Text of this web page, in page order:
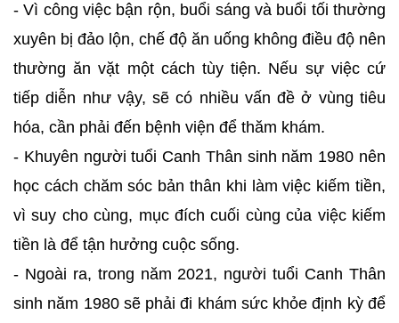
- Vì công việc bận rộn, buổi sáng và buổi tối thường
xuyên bị đảo lộn, chế độ ăn uống không điều độ nên
thường ăn vặt một cách tùy tiện. Nếu sự việc cứ
tiếp diễn như vậy, sẽ có nhiều vấn đề ở vùng tiêu
hóa, cần phải đến bệnh viện để thăm khám.
- Khuyên người tuổi Canh Thân sinh năm 1980 nên
học cách chăm sóc bản thân khi làm việc kiếm tiền,
vì suy cho cùng, mục đích cuối cùng của việc kiếm
tiền là để tận hưởng cuộc sống.
- Ngoài ra, trong năm 2021, người tuổi Canh Thân
sinh năm 1980 sẽ phải đi khám sức khỏe định kỳ để